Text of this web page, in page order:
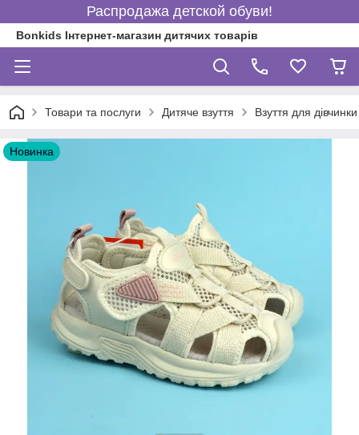
Распродажа детской обуви!
Bonkids Інтернет-магазин дитячих товарів
Товари та послуги Дитяче взуття Взуття для дівчинки
Новинка